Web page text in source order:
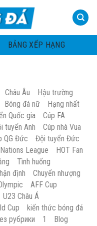
BẢNG XẾP HẠNG
Châu Âu
Hậu trường
Bóng đá nữ
Hạng nhất
Quốc gia
Cúp FA
tuyển Anh
Cúp nhà Vua
QG Đức
Đội tuyển Đức
Nations League
HOT Fan
Tình huống
định
Chuyển nhượng
AFF Cup
U23 Châu Á
Cup
kiến thức bóng đá
рубрики 1 Blog